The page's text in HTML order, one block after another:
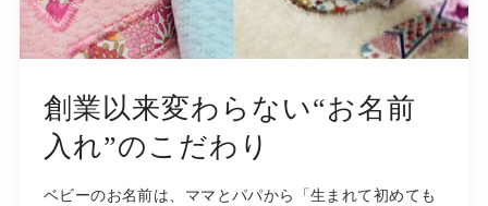
創業以来変わらない“お名前
入れ”のこだわり
ベビーのお名前は、ママとパパから「生まれて初めても